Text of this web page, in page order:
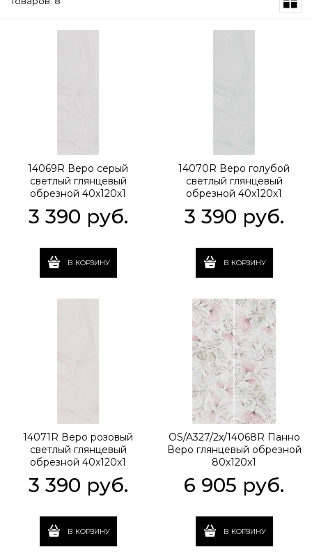
14069R Веро серый
светлый глянцевый
обрезной 40x120x1
3 390 руб.
В КОРЗИНУ
14070R Веро голубой
светлый глянцевый
обрезной 40x120x1
3 390 руб.
В КОРЗИНУ
14071R Веро розовый
светлый глянцевый
обрезной 40x120x1
3 390 руб.
В КОРЗИНУ
OS/A327/2x/14068R Панно
Веро глянцевый обрезной
80x120x1
6 905 руб.
В КОРЗИНУ